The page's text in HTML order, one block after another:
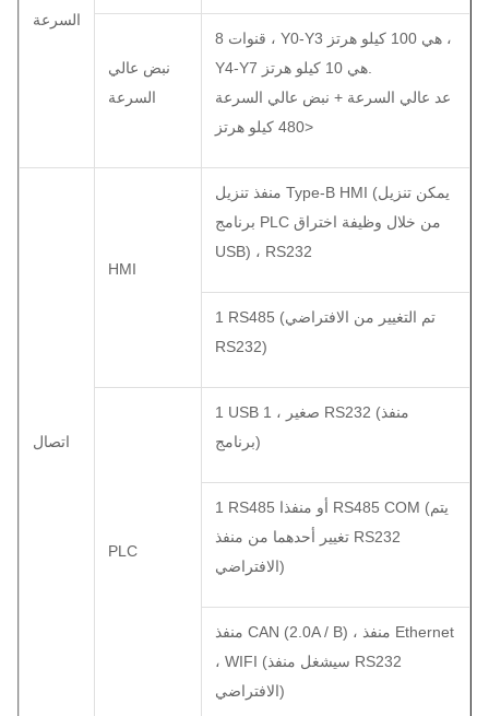
السرعة
نبض عالي
السرعة
8 قنوات ، Y0-Y3 هي 100 كيلو هرتز ،
عد عالي السرعة + نبض عالي السرعة
<480 كيلو هرتز
اتصال
HMI
منفذ تنزيل Type-B HMI (يمكن تنزيل
برنامج PLC من خلال وظيفة اختراق
USB) ، RS232
1 RS485 (تم التغيير من الافتراضي
RS232)
PLC
1 USB صغير ، 1 RS232 (منفذ
برنامج)
1 RS485 أو منفذا RS485 COM (يتم
تغيير أحدهما من منفذ RS232
الافتراضي)
منفذ CAN (2.0A / B) ، منفذ Ethernet
، WIFI (سيشغل منفذ RS232
الافتراضي)